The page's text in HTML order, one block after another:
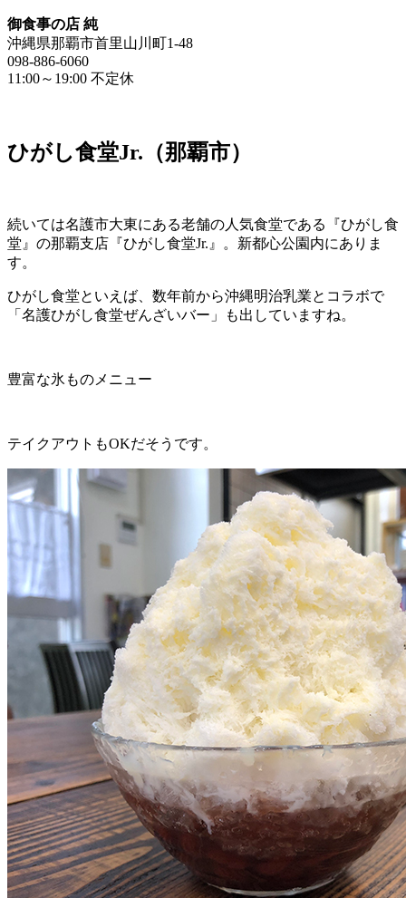
御食事の店 純
沖縄県那覇市首里山川町1-48
098-886-6060
11:00～19:00 不定休
ひがし食堂Jr.（那覇市）
続いては名護市大東にある老舗の人気食堂である『ひがし食
堂』の那覇支店『ひがし食堂Jr.』。新都心公園内にありま
す。
ひがし食堂といえば、数年前から沖縄明治乳業とコラボで
「名護ひがし食堂ぜんざいバー」も出していますね。
豊富な氷ものメニュー
テイクアウトもOKだそうです。